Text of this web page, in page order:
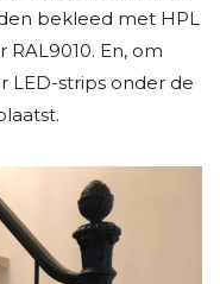
bekleed met HPL
En, om
LED-strips onder de